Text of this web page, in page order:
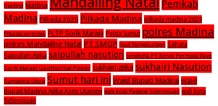
madina Madina
Pemkab
Madina Pilkada 2020 Pilkada Madina pilkada madina 2024
Pilkada serentak PLTP Sorik Marapi Polda Sumut polres Madina
polres Mandailing Natal PT SMGP rsud Panyabungan Sahata
Saipullah-Atika saipullah nasution sengketa PT Rendi Permata Raya
Sorik Marapi Geothermal Power sukhairi-atika sukhairi Nasution
Sumatera Utara Sumut hari ini Wakil Bupati Madina Wakil
Bupati Madina Atika Azmi Utammi wali kota Padang Sidempuan wali kota
Sidempuan